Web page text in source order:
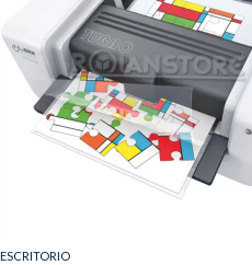
ESCRITORIO